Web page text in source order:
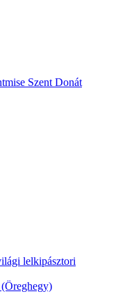
Szent Donát
lelkipásztori